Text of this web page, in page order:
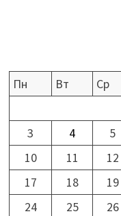
Пн
Вт Ср
3
4 5
10
11 12
17
18 19
24
25 26